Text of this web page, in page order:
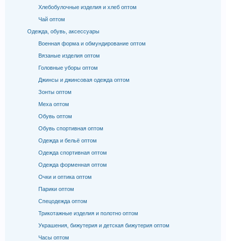
Хлебобулочные изделия и хлеб оптом
Чай оптом
Одежда, обувь, аксессуары
Военная форма и обмундирование оптом
Вязаные изделия оптом
Головные уборы оптом
Джинсы и джинсовая одежда оптом
Зонты оптом
Меха оптом
Обувь оптом
Обувь спортивная оптом
Одежда и бельё оптом
Одежда спортивная оптом
Одежда форменная оптом
Очки и оптика оптом
Парики оптом
Спецодежда оптом
Трикотажные изделия и полотно оптом
Украшения, бижутерия и детская бижутерия оптом
Часы оптом